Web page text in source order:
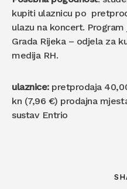
kupiti ulaznicu po
ulazu na koncert.
Grada Rijeka – odjela za
medija RH.
ulaznice:pretprodaja
kn (7,96 €) prodajna
sustav Entrio